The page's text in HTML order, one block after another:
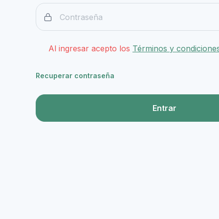
Al ingresar acepto los Términos y
Recuperar contraseña
Entrar